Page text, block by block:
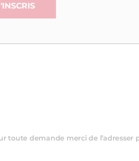
toute demande merci de l’adresser